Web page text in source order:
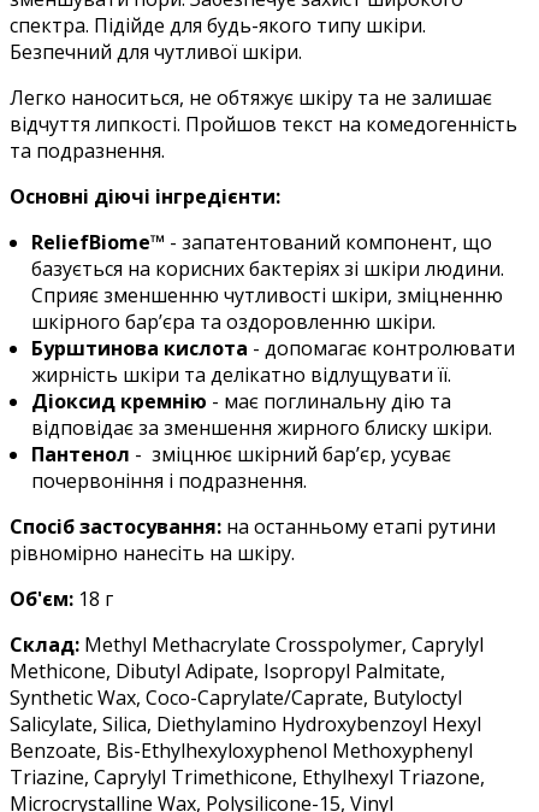
спектра. Підійде для будь-якого типу шкіри.
Безпечний для чутливої шкіри.
Легко наноситься, не обтяжує шкіру та не залишає
відчуття липкості. Пройшов текст на комедогенність
та подразнення.
Основні діючі інгредієнти:
ReliefBiome™ - запатентований компонент, що
базується на корисних бактеріях зі шкіри людини.
Сприяє зменшенню чутливості шкіри, зміцненню
шкірного бар’єра та оздоровленню шкіри.
Бурштинова кислота - допомагає контролювати
жирність шкіри та делікатно відлущувати її.
Діоксид кремнію - має поглинальну дію та
відповідає за зменшення жирного блиску шкіри.
Пантенол - зміцнює шкірний бар’єр, усуває
почервоніння і подразнення.
Спосіб застосування: на останньому етапі рутини
рівномірно нанесіть на шкіру.
Об'єм: 18 г
Склад: Methyl Methacrylate Crosspolymer, Caprylyl
Methicone, Dibutyl Adipate, Isopropyl Palmitate,
Synthetic Wax, Coco-Caprylate/Caprate, Butyloctyl
Salicylate, Silica, Diethylamino Hydroxybenzoyl Hexyl
Benzoate, Bis-Ethylhexyloxyphenol Methoxyphenyl
Triazine, Caprylyl Trimethicone, Ethylhexyl Triazone,
Microcrystalline Wax, Polysilicone-15, Vinyl